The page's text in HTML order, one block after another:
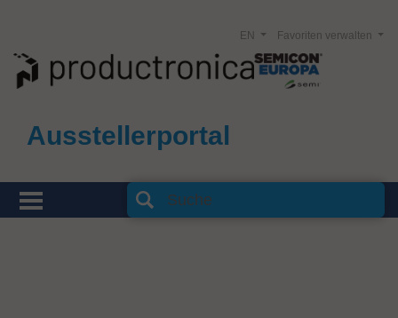
Ausstellerportal
Favoriten verwalten
EN